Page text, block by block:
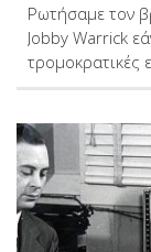
Ρωτήσαμε τον
Jobby Warrick
τρομοκρατικές